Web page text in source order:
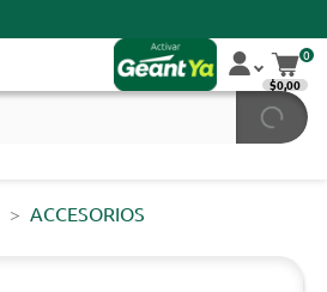
0
$0,00
ACCESORIOS